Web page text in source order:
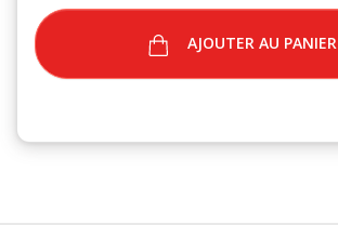
AJOUTER AU PANIER